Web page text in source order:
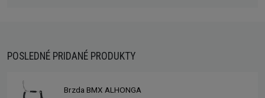
POSLEDNÉ PRIDANÉ PRODUKTY
Brzda BMX ALHONGA